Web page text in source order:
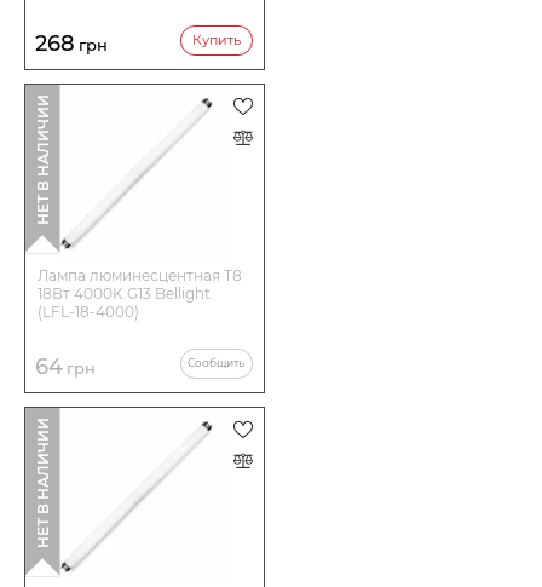
268 грн Купить
Лампа люминесцентная Т8
18Вт 4000K G13 Bellight
(LFL-18-4000)
64 грн Сообщить
НЕТ В НАЛИЧИИ
НЕТ В НАЛИЧИИ